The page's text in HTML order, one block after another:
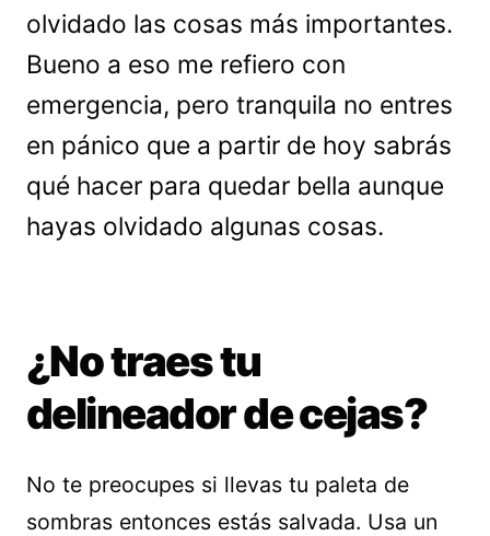
olvidado las cosas más importantes.
Bueno a eso me refiero con
emergencia, pero tranquila no entres
en pánico que a partir de hoy sabrás
qué hacer para quedar bella aunque
hayas olvidado algunas cosas.
¿No traes tu
delineador de cejas?
No te preocupes si llevas tu paleta de
sombras entonces estás salvada. Usa un